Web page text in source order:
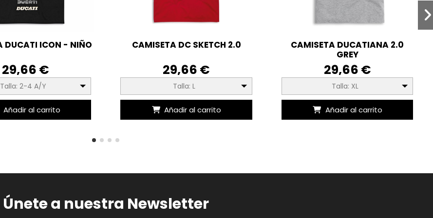
DUCATI ICON - NIÑO
29,66 €
Talla: 2-4 A/Y
Añadir al carrito
CAMISETA DC SKETCH 2.0
29,66 €
Talla: L
Añadir al carrito
CAMISETA DUCATIANA 2.0
GREY
29,66 €
Talla: XL
Añadir al carrito
Únete a nuestra Newsletter